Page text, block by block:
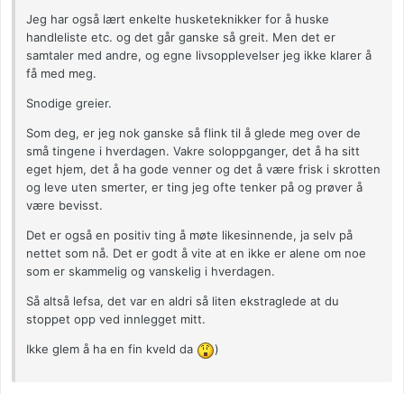
Jeg har også lært enkelte husketeknikker for å huske
handleliste etc. og det går ganske så greit. Men det er
samtaler med andre, og egne livsopplevelser jeg ikke klarer å
få med meg.
Snodige greier.
Som deg, er jeg nok ganske så flink til å glede meg over de
små tingene i hverdagen. Vakre soloppganger, det å ha sitt
eget hjem, det å ha gode venner og det å være frisk i skrotten
og leve uten smerter, er ting jeg ofte tenker på og prøver å
være bevisst.
Det er også en positiv ting å møte likesinnende, ja selv på
nettet som nå. Det er godt å vite at en ikke er alene om noe
som er skammelig og vanskelig i hverdagen.
Så altså lefsa, det var en aldri så liten ekstraglede at du
stoppet opp ved innlegget mitt.
Ikke glem å ha en fin kveld da )